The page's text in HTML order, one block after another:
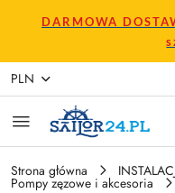
Przejdź do treści
Przejdź do
Przejdź do moje
Przejdź do menu
Przejdź do opisu
Przejdź do stopki
DARMOWA
PLN
Strona główna
Pompy zęzowe i akcesoria